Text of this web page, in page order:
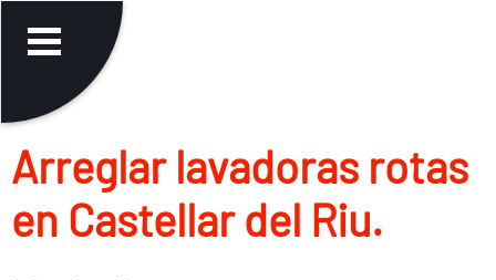
Arreglar lavadoras rotas
en Castellar del Riu.